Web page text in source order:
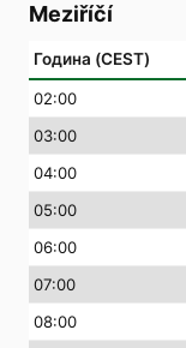
Meziříčí
Година (CEST)
02:00
03:00
04:00
05:00
06:00
07:00
08:00